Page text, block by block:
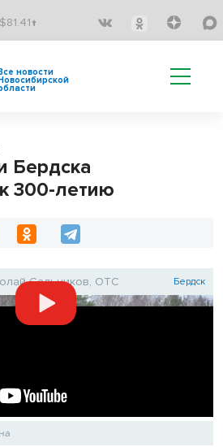
$81.41↑
новости
Бердска
300-летию
Сальников, ОТС Бердск